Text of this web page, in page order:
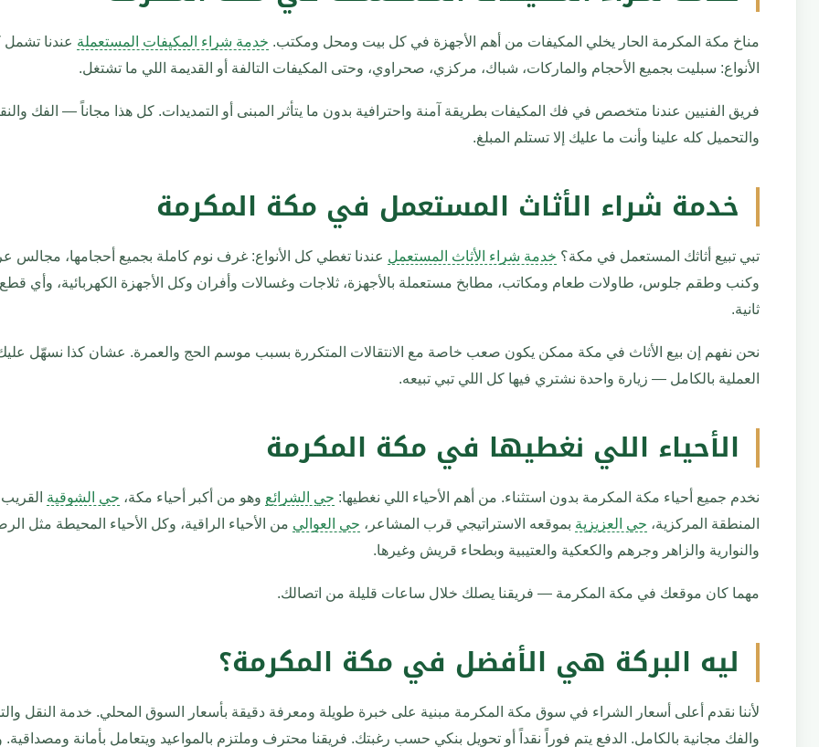
مناخ مكة المكرمة الحار يخلي المكيفات من أهم الأجهزة في كل بيت ومحل ومكتب. خدمة شراء المكيفات المستعملة عندنا
الأنواع: سبليت بجميع الأحجام والماركات، شباك، مركزي، صحراوي، وحتى المكيفات التالفة أو القديمة اللي ما تشتغل.
فريق الفنيين عندنا متخصص في فك المكيفات بطريقة آمنة واحترافية بدون ما يتأثر المبنى أو التمديدات. كل هذا مجاناً — الفك
والتحميل كله علينا وأنت ما عليك إلا تستلم المبلغ.
خدمة شراء الأثاث المستعمل في مكة المكرمة
تبي تبيع أثاثك المستعمل في مكة؟ خدمة شراء الأثاث المستعمل عندنا تغطي كل الأنواع: غرف نوم كاملة بجميع أحجامها، مجالس
وكنب وطقم جلوس، طاولات طعام ومكاتب، مطابخ مستعملة بالأجهزة، ثلاجات وغسالات وأفران وكل الأجهزة الكهربائية، وأي قطع
ثانية.
نحن نفهم إن بيع الأثاث في مكة ممكن يكون صعب خاصة مع الانتقالات المتكررة بسبب موسم الحج والعمرة. عشان كذا نسهّل
العملية بالكامل — زيارة واحدة نشتري فيها كل اللي تبي تبيعه.
الأحياء اللي نغطيها في مكة المكرمة
نخدم جميع أحياء مكة المكرمة بدون استثناء. من أهم الأحياء اللي نغطيها: حي الشرائع وهو من أكبر أحياء مكة، حي الشوقية
المنطقة المركزية، حي العزيزية بموقعه الاستراتيجي قرب المشاعر، حي العوالي من الأحياء الراقية، وكل الأحياء المحيطة مثل
والنوارية والزاهر وجرهم والكعكية والعتيبية وبطحاء قريش وغيرها.
مهما كان موقعك في مكة المكرمة — فريقنا يصلك خلال ساعات قليلة من اتصالك.
ليه البركة هي الأفضل في مكة المكرمة؟
لأننا نقدم أعلى أسعار الشراء في سوق مكة المكرمة مبنية على خبرة طويلة ومعرفة دقيقة بأسعار السوق المحلي. خدمة النقل
والفك مجانية بالكامل. الدفع يتم فوراً نقداً أو تحويل بنكي حسب رغبتك. فريقنا محترف وملتزم بالمواعيد ويتعامل بأمانة ومصداقية.